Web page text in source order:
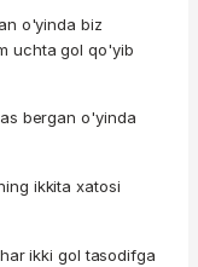
o'yinda biz
uchta gol qo'yib
bergan o'yinda
ikkita xatosi
ikki gol tasodifga